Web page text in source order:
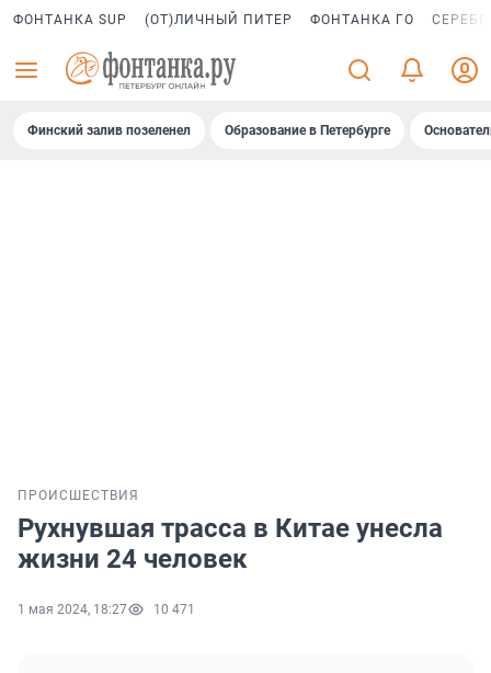
ФОНТАНКА SUP (ОТ)ЛИЧНЫЙ ПИТЕР ФОНТАНКА ГО
Финский залив позеленел Образование в Петербурге
ПРОИСШЕСТВИЯ
Рухнувшая трасса в Китае унесла
жизни 24 человек
1 мая 2024, 18:27 10 471